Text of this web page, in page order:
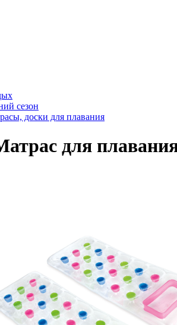
сезон
доски для плавания
для